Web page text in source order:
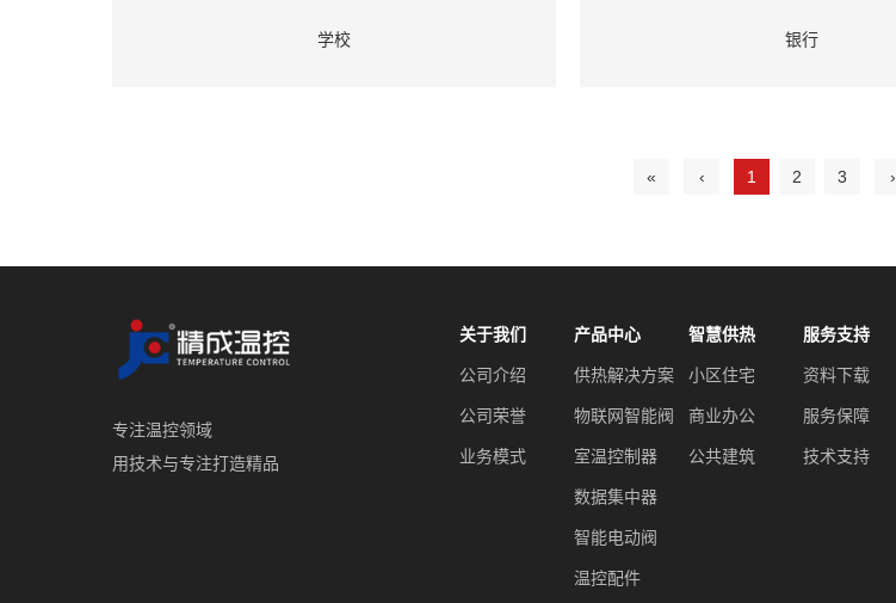
学校 银行
« ‹ 1 2 3 ›
专注温控领域
用技术与专注打造精品
关于我们
公司介绍
公司荣誉
业务模式
产品中心
供热解决方案
物联网智能阀
室温控制器
数据集中器
智能电动阀
温控配件
智慧供热
小区住宅
商业办公
公共建筑
服务支持
资料下载
服务保障
技术支持